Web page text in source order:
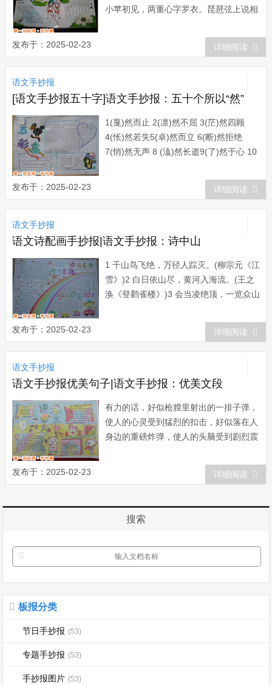
小苹初见，两重心字罗衣。琵琶弦上说相
塘，养我其芳。九月秋风起，夏日又将
过。枫叶渐渐黄，心亦慢慢老。时如昼易
逝，昼如时易忘。几日阴雨之后，秋的气
息本该更加浓郁了，但这座城，工厂林
立，四周热气升...
发布于：2025-02-23 详细阅读
语文手抄报
[语文手抄报五十字]语文手抄报：五十个所以“然”
1(戛)然而止 2(凛)然不屈 3(茫)然四顾
4(怅)然若失5(卓)然而立 6(断)然拒绝
7(悄)然无声 8 (溘)然长逝9(了)然于心 10
13(蔼)然可亲 14(贸)然从事 15( )然俯允
16(蔚)然成风17(怡)然自在 18(索)...
发布于：2025-02-23 详细阅读
语文手抄报
语文诗配画手抄报|语文手抄报：诗中山
1 千山鸟飞绝，万径人踪灭。(柳宗元《江
雪》)2 白日依山尽，黄河入海流。(王之
涣《登鹳雀楼》)3 会当凌绝顶，一览众山
木深入。(杜甫《春望》)5 空山不见人，
但闻人语响。(王维《鹿柴》)6 明月出天
山，苍茫云海间。(李白《关山月》)7 相
发布于：2025-02-23 详细阅读
语文手抄报
语文手抄报优美句子|语文手抄报：优美文段
有力的话，好似枪膛里射出的一排子弹，
使人的心灵受到猛烈的扣击，好似落在人
身边的重磅炸弹，使人的头脑受到剧烈震
轻微的风，使人的心头荡起一层感激的涟
漪，有如春天的夜晚下了一场无声的细
了大江大河，就做一条小小的溪流吧，做
不了参天大...
发布于：2025-02-23 详细阅读
搜索
板报分类
节日手抄报 (53)
专题手抄报 (53)
手抄报图片 (53)